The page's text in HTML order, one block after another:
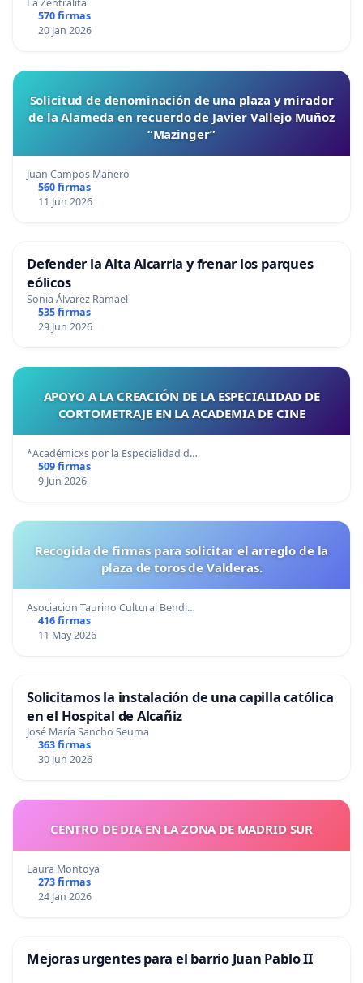
570 firmas
20 Jan 2026
Solicitud de denominación de una plaza y mirador
de la Alameda en recuerdo de Javier Vallejo Muñoz
“Mazinger”
Juan Campos Manero
560 firmas
11 Jun 2026
Defender la Alta Alcarria y frenar los parques
eólicos
Sonia Álvarez Ramael
535 firmas
29 Jun 2026
APOYO A LA CREACIÓN DE LA ESPECIALIDAD DE
CORTOMETRAJE EN LA ACADEMIA DE CINE
*Académicxs por la Especialidad d…
509 firmas
9 Jun 2026
Recogida de firmas para solicitar el arreglo de la
plaza de toros de Valderas.
Asociacion Taurino Cultural Bendi…
416 firmas
11 May 2026
Solicitamos la instalación de una capilla católica
en el Hospital de Alcañiz
José María Sancho Seuma
363 firmas
30 Jun 2026
CENTRO DE DIA EN LA ZONA DE MADRID SUR
Laura Montoya
273 firmas
24 Jan 2026
Mejoras urgentes para el barrio Juan Pablo II